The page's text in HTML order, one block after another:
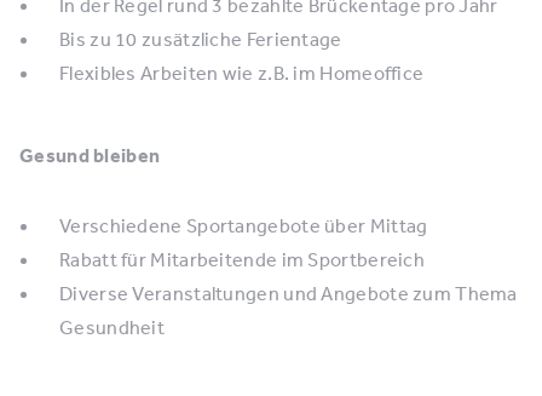
In der Regel rund 3 bezahlte Brückentage pro Jahr
Bis zu 10 zusätzliche Ferientage
Flexibles Arbeiten wie z.B. im Homeoffice
Gesund bleiben
Verschiedene Sportangebote über Mittag
Rabatt für Mitarbeitende im Sportbereich
Diverse Veranstaltungen und Angebote zum Thema
Gesundheit